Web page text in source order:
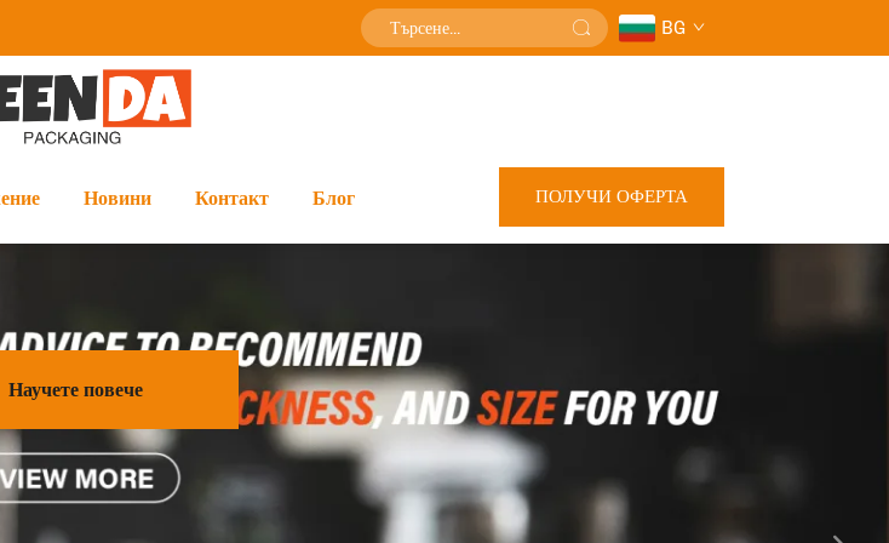
BG
Новини Контакт Блог ПОЛУЧИ ОФЕРТА
Научете повече